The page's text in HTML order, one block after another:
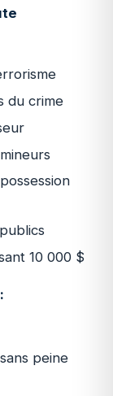
du crime
10 000 $
peine